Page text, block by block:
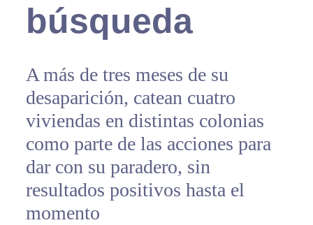
búsqueda
A más de tres meses de su
desaparición, catean cuatro
viviendas en distintas colonias
como parte de las acciones para
dar con su paradero, sin
resultados positivos hasta el
momento